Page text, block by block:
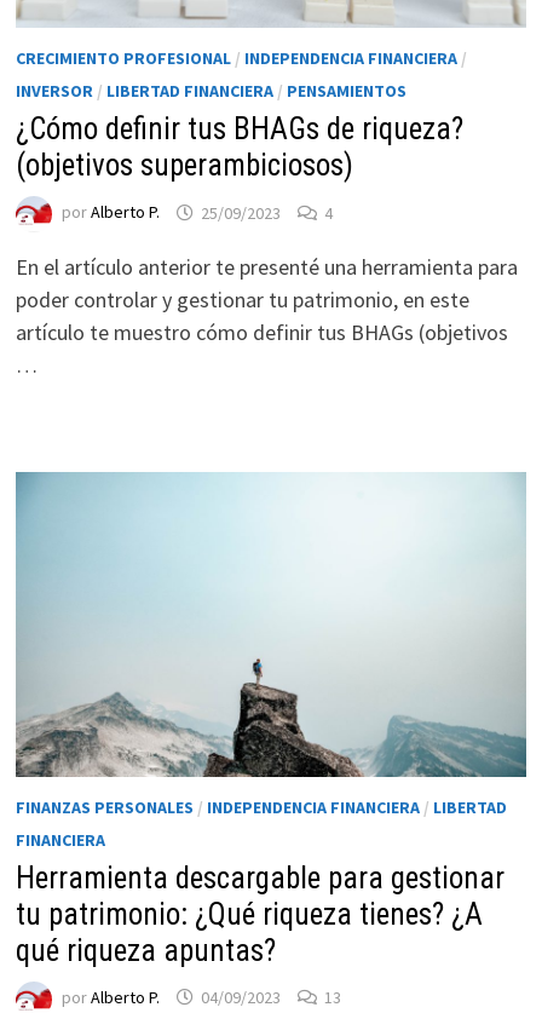
CRECIMIENTO PROFESIONAL/ INDEPENDENCIA FINANCIERA/
INVERSOR/ LIBERTAD FINANCIERA/ PENSAMIENTOS
¿Cómo definir tus BHAGs de riqueza?
(objetivos superambiciosos)
porAlberto P. 25/09/2023 4
En el artículo anterior te presenté una herramienta para
poder controlar y gestionar tu patrimonio, en este
artículo te muestro cómo definir tus BHAGs (objetivos
…
FINANZAS PERSONALES / INDEPENDENCIA FINANCIERA/ LIBERTAD
FINANCIERA
Herramienta descargable para gestionar
tu patrimonio: ¿Qué riqueza tienes? ¿A
qué riqueza apuntas?
porAlberto P. 04/09/2023 13